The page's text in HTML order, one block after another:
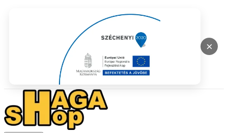
×